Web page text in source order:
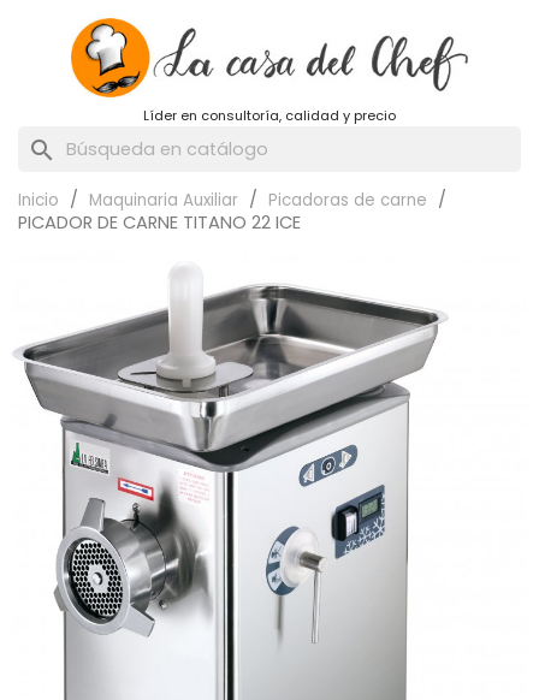
Líder en consultoría, calidad y precio
search
Inicio Maquinaria Auxiliar Picadoras de carne
PICADOR DE CARNE TITANO 22 ICE